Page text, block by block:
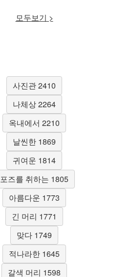
모두보기 >
사진관 2410
나체상 2264
옥내에서 2210
날씬한 1869
귀여운 1814
포즈를 취하는 1805
아름다운 1773
긴 머리 1771
맞다 1749
적나라한 1645
갈색 머리 1598